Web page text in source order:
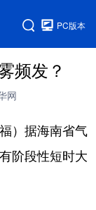
PC版本
频发？
网
）据海南省气
阶段性短时大